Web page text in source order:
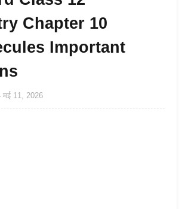
Chapter 10
Important
मई 11, 2026